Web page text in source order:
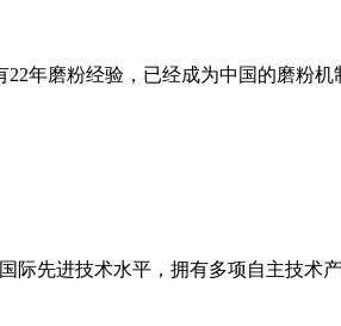
年磨粉经验，已经成为中国的磨粉
际先进技术水平，拥有多项自主技